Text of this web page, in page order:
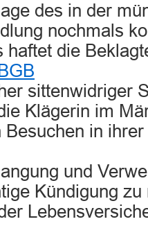
des in der
nochmals
haftet die
sittenwidriger
Klägerin im
in
und
Kündigung